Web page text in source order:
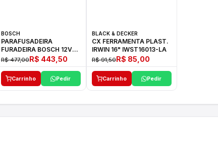
BOSCH
PARAFUSADEIRA
FURADEIRA BOSCH 12V
GSR 1000 SMART
R$ 477,00R$ 443,50
Carrinho Pedir
BLACK & DECKER
CX FERRAMENTA PLAST.
IRWIN 16" IWST16013-LA
R$ 91,50R$ 85,00
Carrinho Pedir